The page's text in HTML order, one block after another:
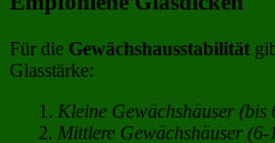
Für die Gewächshausstabilität
Glasstärke:
Kleine Gewächshäuser (bis
Mittlere Gewächshäuser (6-